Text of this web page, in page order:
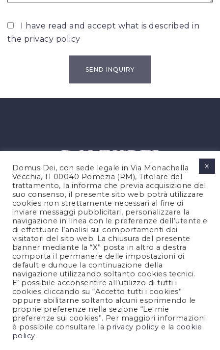
I have read and accept what is described in
the privacy policy
PRIVACY POLICY
COOKIES POLICY
LEGAL NOTES
CONTACTS
FOLLOW US
Domus Dei, con sede legale in Via Monachella
Vecchia, 11 00040 Pomezia (RM), Titolare del
trattamento, la informa che previa acquisizione del
suo consenso, il presente sito web potrà utilizzare
cookies non strettamente necessari al fine di
inviare messaggi pubblicitari, personalizzare la
navigazione in linea con le preferenze dell’utente e
di effettuare l’analisi sui comportamenti dei
visitatori del sito web. La chiusura del presente
banner mediante la “X” posta in altro a destra
comporta il permanere delle impostazioni di
default e dunque la continuazione della
navigazione utilizzando soltanto cookies tecnici.
E’ possibile acconsentire all’utilizzo di tutti i
cookies cliccando su “Accetto tutti i cookies”
oppure abilitarne soltanto alcuni esprimendo le
proprie preferenze nella sezione “Le mie
preferenze sui cookies”. Per maggiori informazioni
è possibile consultare la privacy policy e la cookie
policy.
X